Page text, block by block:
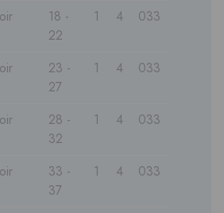
18 -
22
1 4 033
23 -
27
1 4 033
28 -
32
1 4 033
33 -
37
1 4 033